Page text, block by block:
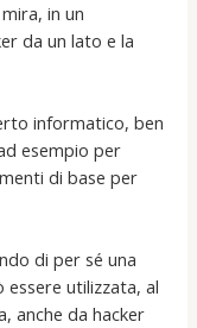
in un
da un lato e la
informatico, ben
esempio per
di base per
di per sé una
essere utilizzata, al
anche da hacker